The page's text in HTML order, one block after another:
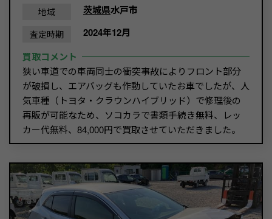
地域 茨城県水戸市
査定時期
2024年12月
買取コメント
狭い車道での車両同士の衝突事故によりフロント部分
が破損し、エアバッグも作動していたお車でしたが、人
気車種（トヨタ・クラウンハイブリッド）で修理後の
再販が可能なため、ソコカラで書類手続き無料、レッ
カー代無料、84,000円で買取させていただきました。